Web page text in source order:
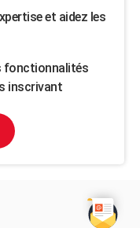
et aidez les
fonctionnalités
inscrivant